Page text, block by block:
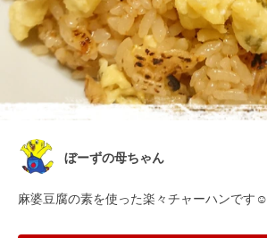
ぼーずの母ちゃん
麻婆豆腐の素を使った楽々チャーハンです☺️